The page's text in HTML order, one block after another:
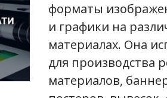
форматы
и графики на
материалах. Она
для производства
материалов,